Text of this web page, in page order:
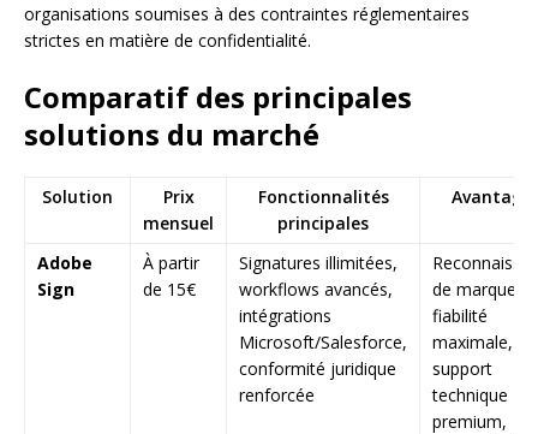
organisations soumises à des contraintes réglementaires
strictes en matière de confidentialité.
Comparatif des principales
solutions du marché
Solution
Prix
mensuel
Fonctionnalités
principales
Adobe
Sign
À partir
de 15€
Signatures illimitées,
workflows avancés,
intégrations
Microsoft/Salesforce,
conformité juridique
renforcée
de marque,
fiabilité
maximale,
support
technique
premium,